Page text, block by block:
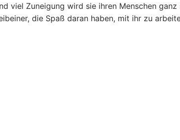
viel Zuneigung wird sie ihren Menschen ganz
die Spaß daran haben, mit ihr zu